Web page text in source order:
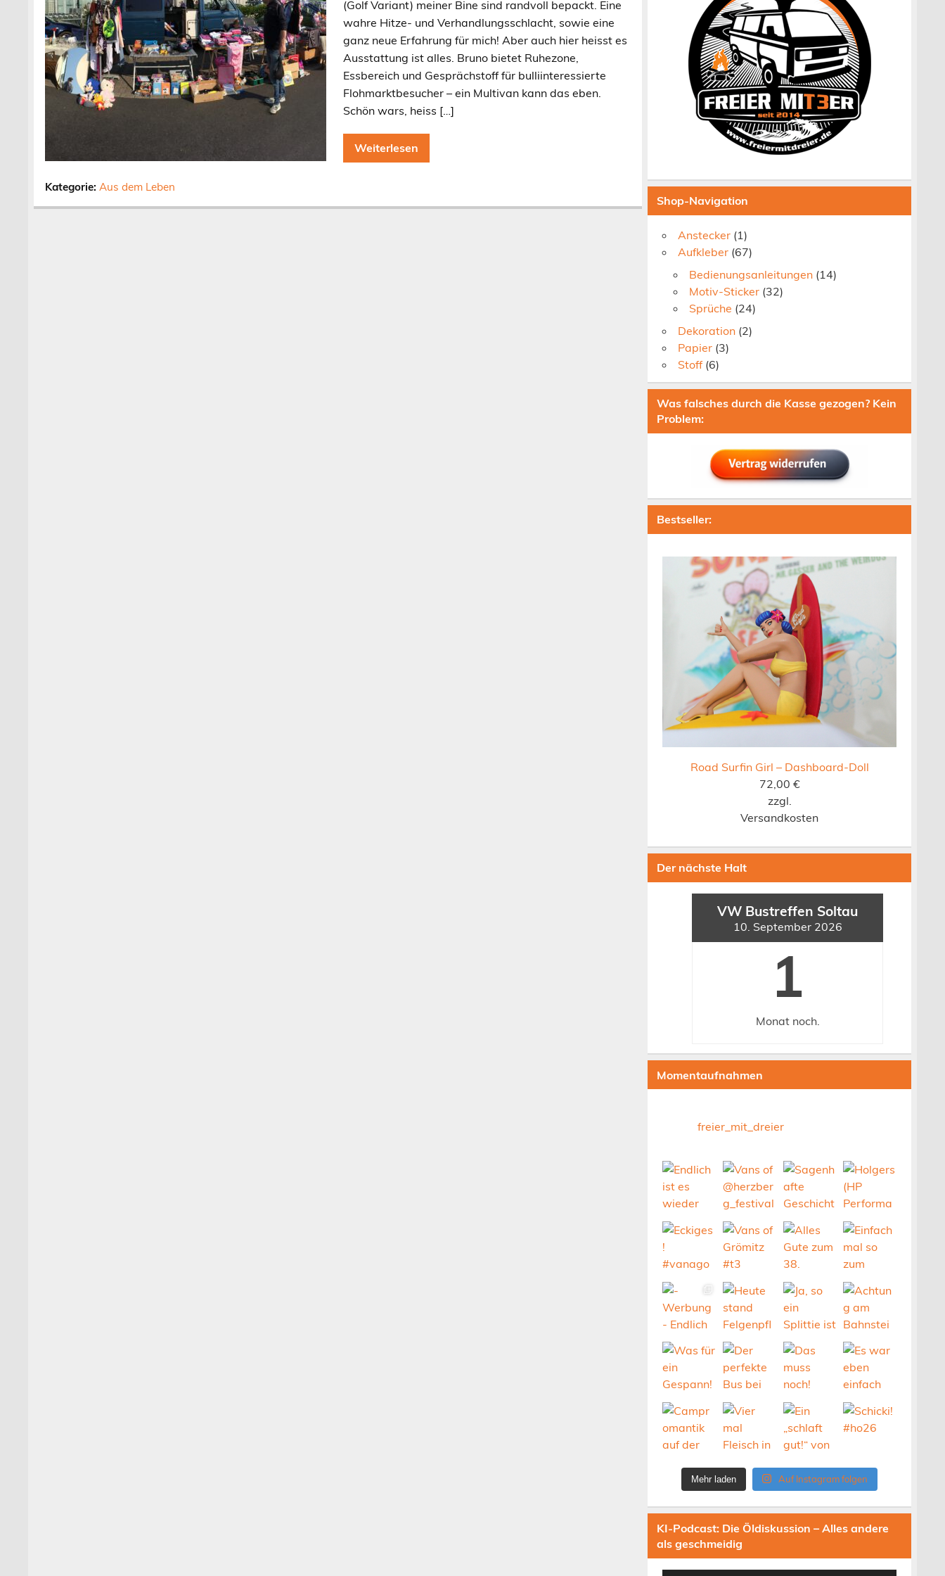
(Golf Variant) meiner Bine sind randvoll bepackt. Eine
wahre Hitze- und Verhandlungsschlacht, sowie eine
ganz neue Erfahrung für mich! Aber auch hier heisst es
Ausstattung ist alles. Bruno bietet Ruhezone,
Essbereich und Gesprächstoff für bulliinteressierte
Flohmarktbesucher – ein Multivan kann das eben.
Schön wars, heiss […]
Weiterlesen
Kategorie:Aus dem Leben
Shop-Navigation
Anstecker (1)
Aufkleber (67)
Bedienungsanleitungen (14)
Motiv-Sticker (32)
Sprüche (24)
Dekoration (2)
Papier (3)
Stoff (6)
Was falsches durch die Kasse gezogen? Kein
Problem:
Bestseller:
Road Surfin Girl – Dashboard-Doll
72,00 €
zzgl.
Versandkosten
Der nächste Halt
VW Bustreffen Soltau
10. September 2026
1
Monatnoch.
Momentaufnahmen
freier_mit_dreier
Mehr laden Auf Instagram folgen
KI-Podcast: Die Öldiskussion – Alles andere
als geschmeidig